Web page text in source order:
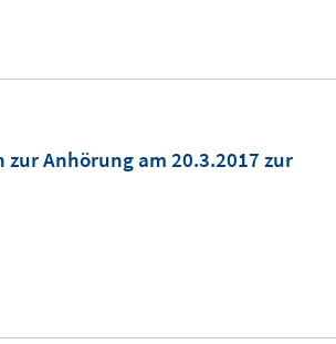
Anhörung am 20.3.2017 zur